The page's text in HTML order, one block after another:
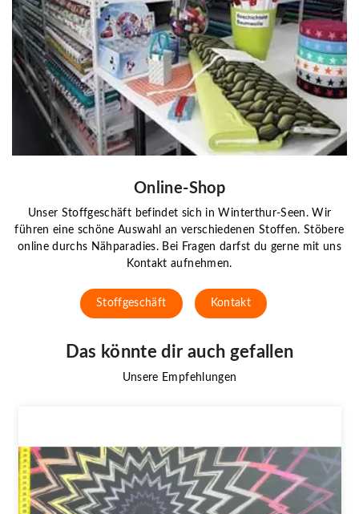
Online-Shop
Unser Stoffgeschäft befindet sich in Winterthur-Seen. Wir
führen eine schöne Auswahl an verschiedenen Stoffen. Stöbere
online durchs Nähparadies. Bei Fragen darfst du gerne mit uns
Kontakt aufnehmen.
Stoffgeschäft Kontakt
Das könnte dir auch gefallen
Unsere Empfehlungen